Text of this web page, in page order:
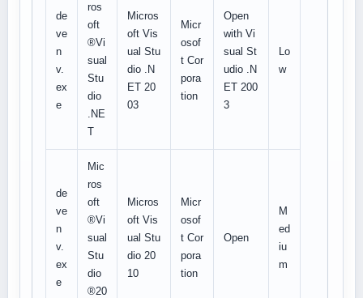
de
ve
n
v.
ex
e
ros
oft
®Vi
sual
Stu
dio
.NE
T
Micros
oft Vis
ual Stu
dio .N
ET 20
03
Micr
osof
t Cor
pora
tion
Open
with Vi
sual St
udio .N
ET 200
3
Lo
w
de
ve
n
v.
ex
e
Mic
ros
oft
®Vi
sual
Stu
dio
®20
Micros
oft Vis
ual Stu
dio 20
10
Micr
osof
t Cor
pora
tion
Open
M
ed
iu
m